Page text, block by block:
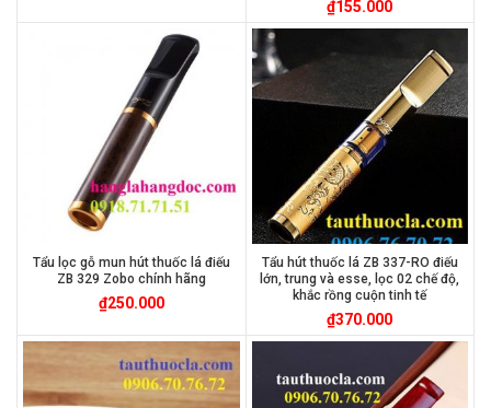
₫155.000
Tẩu lọc gỗ mun hút thuốc lá điếu
ZB 329 Zobo chính hãng
₫250.000
Tẩu hút thuốc lá ZB 337-RO điếu
lớn, trung và esse, lọc 02 chế độ,
khắc rồng cuộn tinh tế
₫370.000